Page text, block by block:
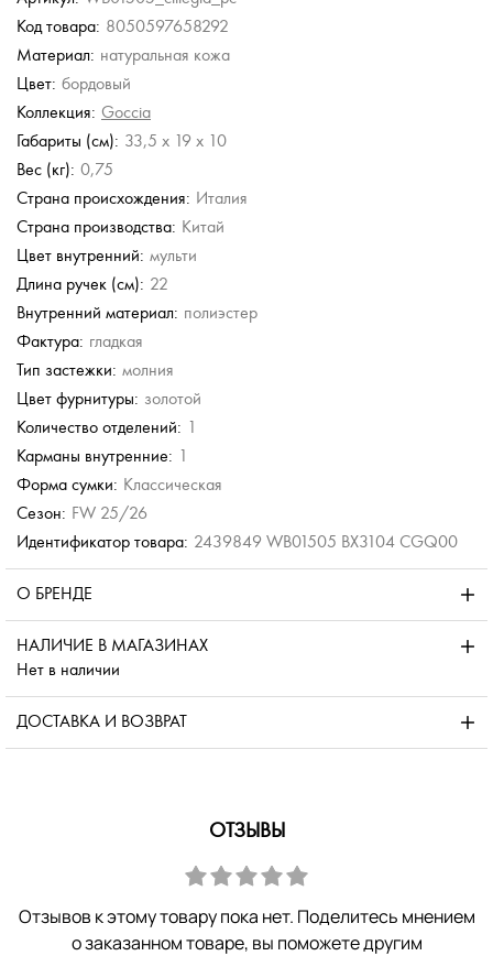
Сумка с
регулируемой ручкой
13 230 руб.
18 900 руб.
Кожаная сумка
Кожаная сумка
17 380 руб.
Глянцевая кожаная
Код товара: 8050597658292
Материал: натуральная кожа
Цвет: бордовый
Коллекция: Goccia
Габариты (см): 33,5 x 19 x 10
Вес (кг): 0,75
Страна происхождения: Италия
Страна производства: Китай
Цвет внутренний: мульти
Длина ручек (см): 22
Внутренний материал: полиэстер
Фактура: гладкая
Тип застежки: молния
Цвет фурнитуры: золотой
Количество отделений: 1
Карманы внутренние: 1
Форма сумки: Классическая
Сезон: FW 25/26
Идентификатор товара: 2439849 WB01505 BX3104 CGQ00
О БРЕНДЕ
НАЛИЧИЕ В МАГАЗИНАХ
Нет в наличии
ДОСТАВКА И ВОЗВРАТ
ОТЗЫВЫ
Отзывов к этому товару пока нет. Поделитесь мнением
о заказанном товаре, вы поможете другим